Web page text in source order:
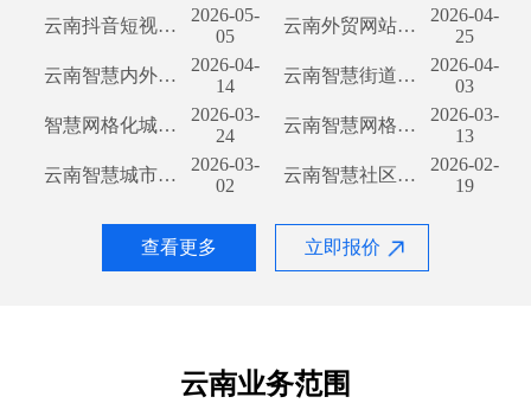
云南抖音短视频矩阵开发：引领互联网时代的创新玩法 云南抖音短视频矩阵开发正逐渐成为互联网行业的新宠。作为一种崭新的创意表达方式，短视频在云南省乃至全国范围内迅速普及。众多年轻人纷纷加入到这一热潮中，用短视频记录生活、分享快乐、展现才华。与此同时，通过整合抖音的短视频平台，云南的企业们也在积极探索、开发属于自己的短视频矩阵，以借助互联网的力量推广产品、宣传文化。 云南，作为我国西南地区的一颗璀璨明珠，拥有得天独厚的自然资源以及丰富多样的民族文化。通过抖音短视频这一平台，云南的美丽风景、民族风情得以广泛传
2026-05-
05
云南外贸网站开发：打造出口业务新引擎 云南作为中国的西南门户，一直以来都扮演着重要的地理角色。随着国内外市场的不断发展壮大，云南的外贸进出口业务也日益呈现出蓬勃的发展势头。在这样的背景下，建设一套高效、稳定的外贸网站已成为云南企业更好地开拓国际市场的关键一步。 云南外贸网站开发的意义不言而喻。首先，一个专业的外贸网站可以在全球范围内扩大企业的知名度和影响力。通过网站上的产品介绍、公司信息等内容，企业能够向潜在客户充分展示自身的实力和竞争力。其次，网站的建设可以提供高效的商务对接平台。通过网站上的在线咨
2026-04-
25
云南智慧内外贸营销开发——推动地域经济腾飞 云南省作为我国西南地区重要的经济增长极，一直以来致力于发展内外贸营销，推动地域经济腾飞。随着科技的不断发展，智慧内外贸营销开发成为云南的一项重要战略。本文将着重探讨云南省在智慧内外贸营销开发方面的努力和成效，并展望其未来发展的前景。 云南省拥有得天独厚的地理优势和丰富的资源，是中国西南地区的重要门户和交通枢纽。多年来，云南积极促进内外贸合作，不断寻求创新及发展机会。近年来，随着互联网技术的快速发展，云南开始加大智慧内外贸营销的力度，探索数字化转型的新路径。
2026-04-
14
云南智慧街道社区开发：打造城市未来的美好生活圈 在当今社会，随着科技的不断发展，智慧城市的建设成为各地政府的重要目标之一。而云南省作为中国西南地区的重要城市，也在积极推进智慧街道社区开发，旨在为居民打造一个更加智能、便捷和美好的生活圈。 云南智慧街道社区开发项目的目标是通过信息技术的应用，让居民可以享受到更加便利的公共服务、高效的社区管理以及智能化的生活方式。首先，通过智慧街道社区的建设，可以实现智能交通管理，解决城市交通拥堵的问题。通过智慧交通系统，居民可以实时获取交通状况，避开拥挤路段，减少通勤时
2026-04-
03
智慧网格化城市开发在云南的应用 近年来，云南省积极推进智慧城市建设，其中智慧网格化城市开发成为一项重要措施。通过综合运用物联网技术、大数据分析和人工智能等先进技术，云南的城市变得更加智能化、高效化和可持续发展。本文将介绍云南在智慧网格化城市开发方面所取得的成就和未来的发展方向。 首先，智慧网格化城市开发在云南提升了城市管理的效率。通过建设智能化的监控设备和传感器，实现了对城市中的各个区域和设施的远程监控与管理。相关部门可以实时获得城市交通、环境、垃圾处理等各方面的信息。这有助于快速响应和解决城市中出现
2026-03-
24
云南智慧网格化社区开发：打造智能化社区的未来 随着科技的飞速发展，智能化已经成为社区发展的新潮流。云南智慧网格化社区开发项目的推出，为打造一个更加智能、便捷、安全的社区生活提供了新的解决方案。本文将探讨云南智慧网格化社区开发的意义及其带来的益处。 云南智慧网格化社区开发旨在通过科技手段，将社区内的各项服务与管理整合起来，形成一个高效运作的智能系统。这一系统通过数据共享、信息互通，将居民、社区居委会、物业公司、公共服务机构等各个关键角色连接在一起，实现信息的快速流转和问题的快速解决。 首先，云南智慧网
2026-03-
13
云南智慧城市开发：建设未来智慧生活的新纪元 随着科技的不断发展，智慧城市已经成为了现代城市规划的热门话题。作为中国西南地区的重要省份，云南正在积极推动智慧城市的开发，为当地居民带来更便捷、智能化的生活环境。本文将探讨云南智慧城市开发的现状和未来方向。 智慧城市是指利用先进信息技术和大数据分析手段，通过对城市数据的收集、传输、分析和应用，实现城市基础设施、公共服务、交通、环保、治安等方面的智能化管理和优化，以提升城市的可持续发展水平和市民生活质量。 云南智慧城市开发已经取得了一系列成果。首先是基础设施
2026-03-
02
云南智慧社区开发：探索未来的社区生活 智慧社区开发是当前城市规划和社区建设领域的热门话题。随着科技的迅猛发展，人们对于社区的期望也在不断提升。云南作为中国西南地区的重要省份，正积极探索智慧社区开发的新模式，令社区居民享受更便捷、安全、便利的生活。 随着人口的快速增长和城市化的进程，传统的社区管理方式已经无法满足人们的需求。通过运用现代信息技术，云南智慧社区开发将社区生活与智能技术相结合，为居民提供更高质量的生活环境。在智慧社区中，云南的居民可以享受到智能化的管理服务，包括便捷的居民信息咨询、智能安防系
2026-02-
19
查看更多 立即报价
云南业务范围